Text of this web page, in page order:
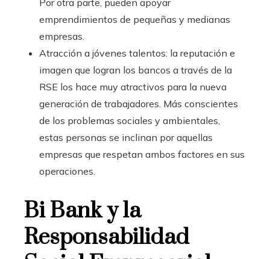
Por otra parte, pueden apoyar
emprendimientos de pequeñas y medianas
empresas.
Atracción a jóvenes talentos: la reputación e
imagen que logran los bancos a través de la
RSE los hace muy atractivos para la nueva
generación de trabajadores. Más conscientes
de los problemas sociales y ambientales,
estas personas se inclinan por aquellas
empresas que respetan ambos factores en sus
operaciones.
Bi Bank y la
Responsabilidad